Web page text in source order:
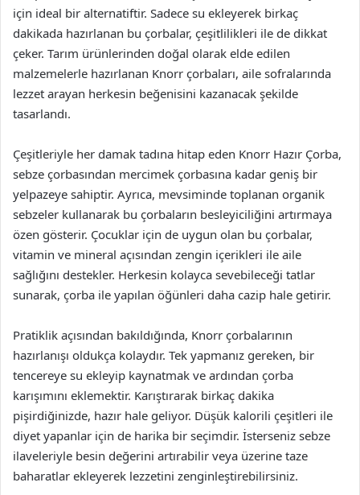
için ideal bir alternatiftir. Sadece su ekleyerek birkaç
dakikada hazırlanan bu çorbalar, çeşitlilikleri ile de dikkat
çeker. Tarım ürünlerinden doğal olarak elde edilen
malzemelerle hazırlanan Knorr çorbaları, aile sofralarında
lezzet arayan herkesin beğenisini kazanacak şekilde
tasarlandı.
Çeşitleriyle her damak tadına hitap eden Knorr Hazır Çorba,
sebze çorbasından mercimek çorbasına kadar geniş bir
yelpazeye sahiptir. Ayrıca, mevsiminde toplanan organik
sebzeler kullanarak bu çorbaların besleyiciliğini artırmaya
özen gösterir. Çocuklar için de uygun olan bu çorbalar,
vitamin ve mineral açısından zengin içerikleri ile aile
sağlığını destekler. Herkesin kolayca sevebileceği tatlar
sunarak, çorba ile yapılan öğünleri daha cazip hale getirir.
Pratiklik açısından bakıldığında, Knorr çorbalarının
hazırlanışı oldukça kolaydır. Tek yapmanız gereken, bir
tencereye su ekleyip kaynatmak ve ardından çorba
karışımını eklemektir. Karıştırarak birkaç dakika
pişirdiğinizde, hazır hale geliyor. Düşük kalorili çeşitleri ile
diyet yapanlar için de harika bir seçimdir. İsterseniz sebze
ilaveleriyle besin değerini artırabilir veya üzerine taze
baharatlar ekleyerek lezzetini zenginleştirebilirsiniz.